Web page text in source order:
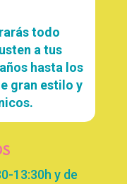
todo
a tus
hasta los
gran estilo y
13:30h y de